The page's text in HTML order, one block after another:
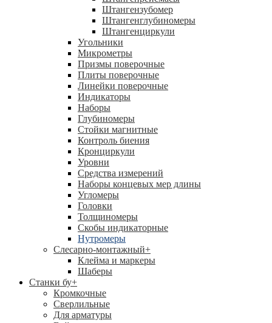
Штангензубомер
Штангенглубиномеры
Штангенциркули
Угольники
Микрометры
Призмы поверочные
Плиты поверочные
Линейки поверочные
Индикаторы
Наборы
Глубиномеры
Стойки магнитные
Контроль биения
Кронциркули
Уровни
Средства измерений
Наборы концевых мер длины
Угломеры
Головки
Толщиномеры
Скобы индикаторные
Нутромеры
Слесарно-монтажный+
Клейма и маркеры
Шаберы
Станки бу+
Кромкочные
Сверлильные
Для арматуры